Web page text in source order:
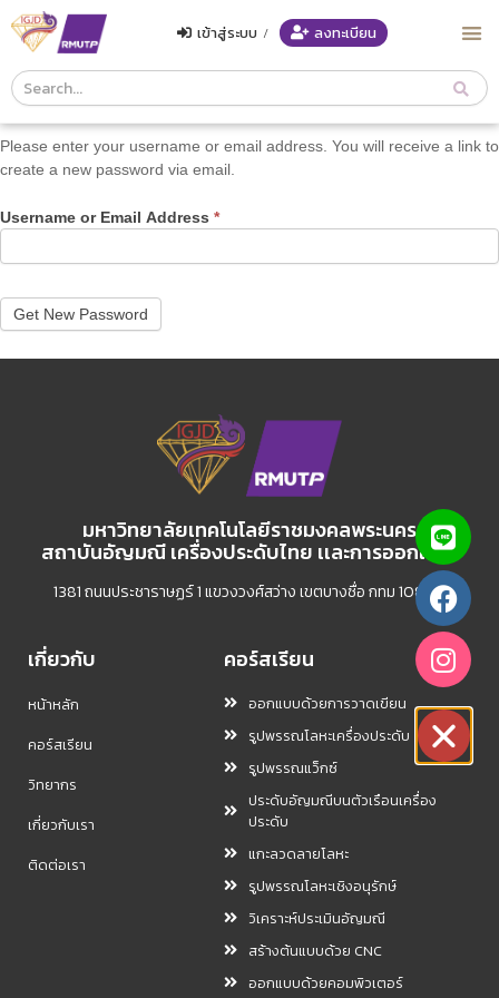
Course
Search
Header
เข้าสู่ระบบ / ลงทะเบียน
Please enter your username or email address. You will receive a link to
create a new password via email.
Username or Email Address *
มหาวิทยาลัยเทคโนโลยีราชมงคลพระนคร
สถาบันอัญมณี เครื่องประดับไทย เเละการออกเเบบ
1381 ถนนประชาราษฏร์ 1 แขวงวงศ์สว่าง เขตบางซื่อ กทม 10800
เกี่ยวกับ
หน้าหลัก
คอร์สเรียน
วิทยากร
เกี่ยวกับเรา
ติดต่อเรา
คอร์สเรียน
ออกแบบด้วยการวาดเขียน
รูปพรรณโลหะเครื่องประดับ
รูปพรรณแว็กซ์
ประดับอัญมณีบนตัวเรือนเครื่อง
ประดับ
แกะลวดลายโลหะ
รูปพรรณโลหะเชิงอนุรักษ์
วิเคราะห์ประเมินอัญมณี
สร้างต้นแบบด้วย CNC
ออกแบบด้วยคอมพิวเตอร์